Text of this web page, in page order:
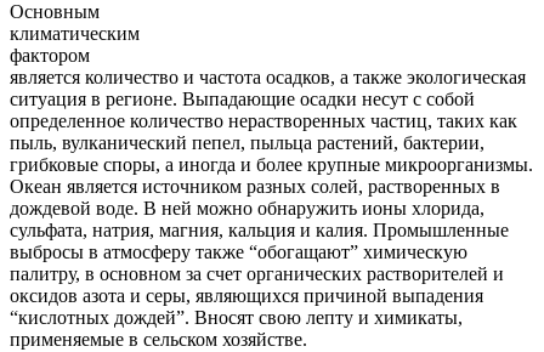
Основным
климатическим
фактором
является количество и частота осадков, а также экологическая
ситуация в регионе. Выпадающие осадки несут с собой
определенное количество нерастворенных частиц, таких как
пыль, вулканический пепел, пыльца растений, бактерии,
грибковые споры, а иногда и более крупные микроорганизмы.
Океан является источником разных солей, растворенных в
дождевой воде. В ней можно обнаружить ионы хлорида,
сульфата, натрия, магния, кальция и калия. Промышленные
выбросы в атмосферу также “обогащают” химическую
палитру, в основном за счет органических растворителей и
оксидов азота и серы, являющихся причиной выпадения
“кислотных дождей”. Вносят свою лепту и химикаты,
применяемые в сельском хозяйстве.